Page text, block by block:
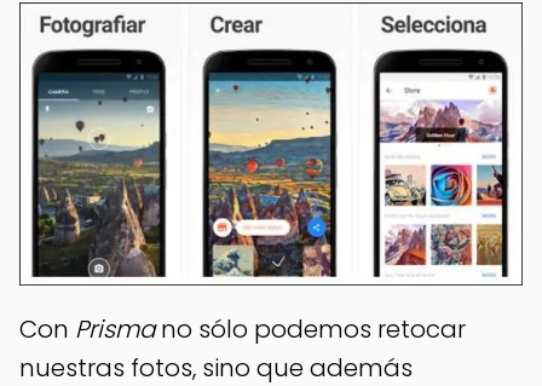
Con Prismano sólo podemos retocar
nuestras fotos, sino que además